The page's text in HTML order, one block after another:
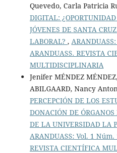
Quevedo, Carla Patricia
DIGITAL:
JÓVENES DE SANTA
LABORAL? ,
ARANDUASS. REVISTA
MULTIDISCIPLINARIA
Jenifer MÉNDEZ
ABILGAARD, Nancy
PERCEPCIÓN DE LOS
DONACIÓN DE
DE LA UNIVERSIDAD LA
ARANDUASS: Vol. 1
REVISTA CIENTÍFICA